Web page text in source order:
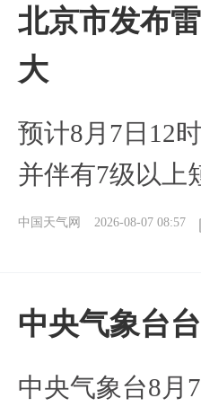
北京市发布
大
预计8月7日12
并伴有7级以上
中国天气网 2026-08-07 08:57
中央气象台
中央气象台8月